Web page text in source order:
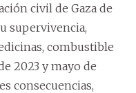
civil de Gaza de
supervivencia,
combustible
2023 y mayo de
consecuencias,